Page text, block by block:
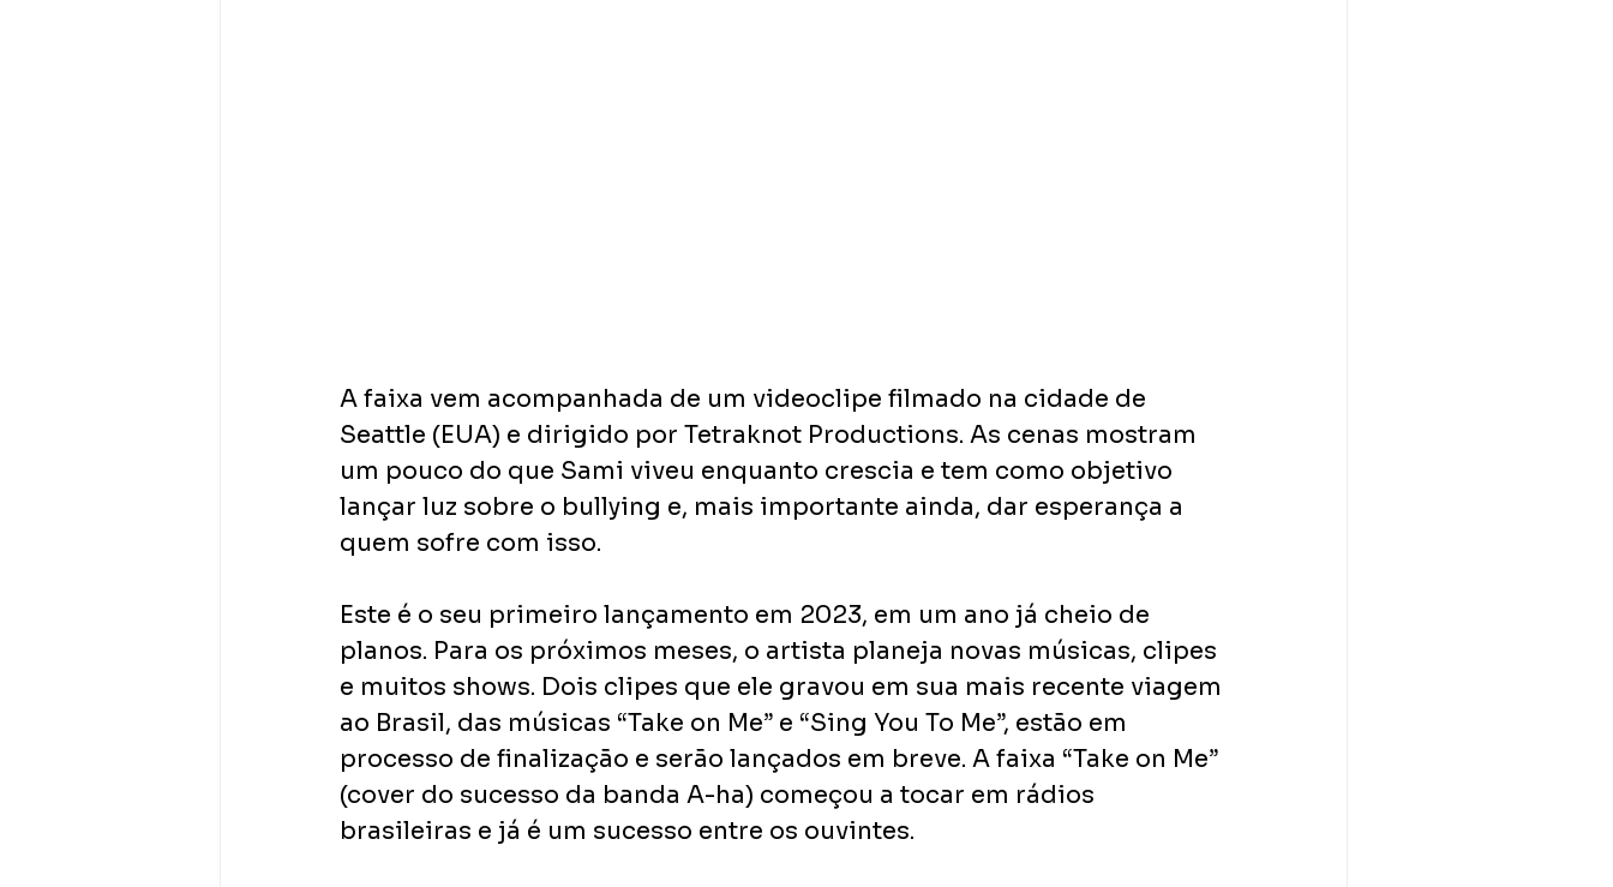
A faixa vem acompanhada de um videoclipe filmado na cidade de
Seattle (EUA) e dirigido por Tetraknot Productions. As cenas mostram
um pouco do que Sami viveu enquanto crescia e tem como objetivo
lançar luz sobre o bullying e, mais importante ainda, dar esperança a
quem sofre com isso.
Este é o seu primeiro lançamento em 2023, em um ano já cheio de
planos. Para os próximos meses, o artista planeja novas músicas, clipes
e muitos shows. Dois clipes que ele gravou em sua mais recente viagem
ao Brasil, das músicas “Take on Me” e “Sing You To Me”, estão em
processo de finalização e serão lançados em breve. A faixa “Take on Me”
(cover do sucesso da banda A-ha) começou a tocar em rádios
brasileiras e já é um sucesso entre os ouvintes.